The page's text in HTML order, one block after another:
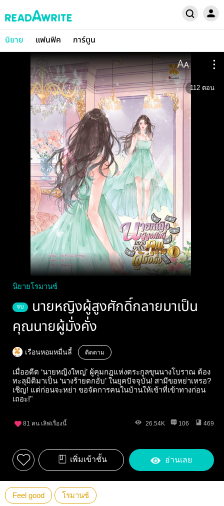
นิยาย แฟนฟิค การ์ตูน
112 ตอน
นิยายโรมานซ์
จบ
นายหญิงผู้สูงศักดิ์กลายมาเป็น
คุณนายผู้มั่งคั่ง
เรือนหอมหมื่นลี้ ติดตาม
เมื่ออดีต ‘นายหญิงใหญ่’ ผู้คุมกฎแห่งตระกูลขุนนางโบราณ ต้อง
ทะลุมิติมาเป็น ‘นางร้ายตกอับ’ ในยุคปัจจุบัน! สามีขอหย่าเหรอ?
เชิญ! แต่ก่อนจะหย่า ขอจัดการคนในบ้านให้เข้าที่เข้าทางก่อน
เถอะ!"
81 คน เลิฟเรื่องนี้ 26.54K 106 469
เพิ่มเข้าชั้น อ่านเลย
Feel good โรมานซ์